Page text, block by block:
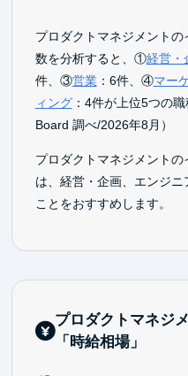
プロダクトマネジメント
数を分析すると、①経営・
件、③営業：6件、④マー
ィング：4件が上位5つの
Board 調べ/2026年8月）
プロダクトマネジメント
は、経営・企画、エンジ
ことをおすすめします。
プロダクトマネジ
「時給相場」